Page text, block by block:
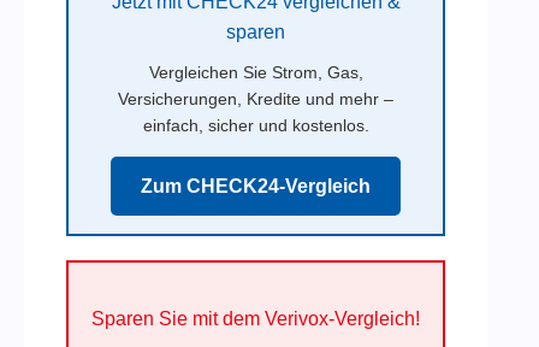
sparen
Vergleichen Sie Strom, Gas,
Versicherungen, Kredite und mehr –
einfach, sicher und kostenlos.
Zum CHECK24-Vergleich
Sparen Sie mit dem Verivox-Vergleich!